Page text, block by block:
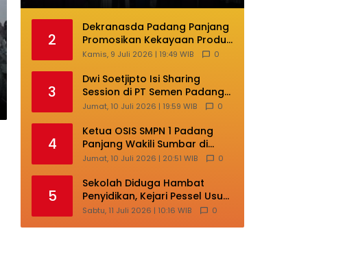
2
Dekranasda Padang Panjang
Promosikan Kekayaan Produk
Lokal di Ajang Nasional
Kamis, 9 Juli 2026 | 19:49 WIB 0
3
Dwi Soetjipto Isi Sharing
Session di PT Semen Padang;
Perusahaan Dituntut Lakukan
Jumat, 10 Juli 2026 | 19:59 WIB 0
4
Ketua OSIS SMPN 1 Padang
Panjang Wakili Sumbar di
Ajang Nasional Bintang Sobat
Jumat, 10 Juli 2026 | 20:51 WIB 0
5
Sekolah Diduga Hambat
Penyidikan, Kejari Pessel Usut
Dugaan Pungli SMAN 3 Painan
Sabtu, 11 Juli 2026 | 10:16 WIB 0